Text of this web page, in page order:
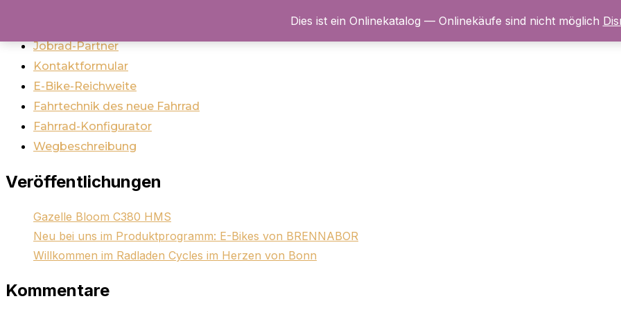
umschalten
Jobrad-Partner
Kontaktformular
E-Bike-Reichweite
Fahrtechnik des neue Fahrrad
Fahrrad-Konfigurator
Wegbeschreibung
Veröffentlichungen
Gazelle Bloom C380 HMS
Neu bei uns im Produktprogramm: E-Bikes von BRENNABOR
Willkommen im Radladen Cycles im Herzen von Bonn
Kommentare
Dies ist ein Onlinekatalog — Onlinekäufe sind nicht möglich